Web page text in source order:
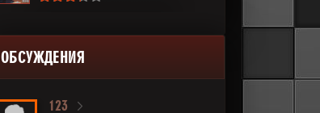
ОБСУЖДЕНИЯ
123